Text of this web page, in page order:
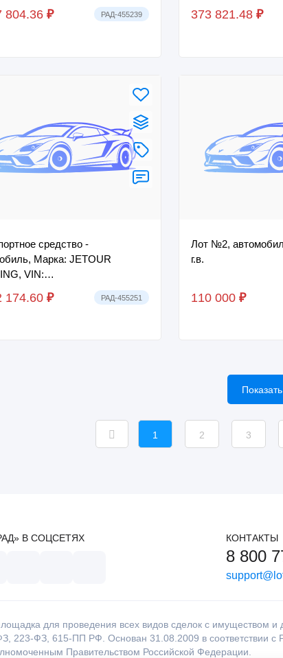
804.36 ₽ РАД-455239 373 821.48 ₽
средство -
Марка: JETOUR
VIN:
г.в. 2023.
174.60 ₽ РАД-455251
Лот №2,
г.в.
110 000 ₽
1 2 3
В СОЦСЕТЯХ КОНТАКТЫ
8 800
для проведения всех видов сделок с имуществом и
223-ФЗ, 615-ПП РФ. Основан 31.08.2009 в соответствии
Правительством Российской Федерации.